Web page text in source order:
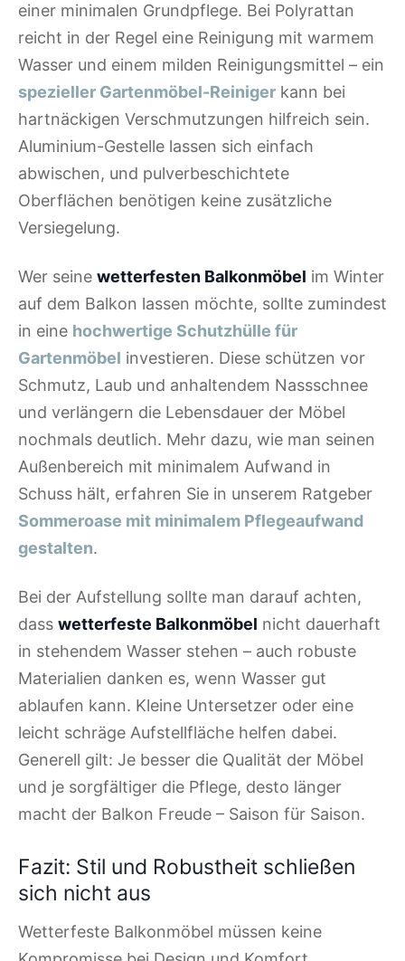
einer minimalen Grundpflege. Bei Polyrattan
reicht in der Regel eine Reinigung mit warmem
Wasser und einem milden Reinigungsmittel – ein
spezieller Gartenmöbel-Reiniger kann bei
hartnäckigen Verschmutzungen hilfreich sein.
Aluminium-Gestelle lassen sich einfach
abwischen, und pulverbeschichtete
Oberflächen benötigen keine zusätzliche
Versiegelung.
Wer seine wetterfesten Balkonmöbel im Winter
auf dem Balkon lassen möchte, sollte zumindest
in eine hochwertige Schutzhülle für
Gartenmöbel investieren. Diese schützen vor
Schmutz, Laub und anhaltendem Nassschnee
und verlängern die Lebensdauer der Möbel
nochmals deutlich. Mehr dazu, wie man seinen
Außenbereich mit minimalem Aufwand in
Schuss hält, erfahren Sie in unserem Ratgeber
Sommeroase mit minimalem Pflegeaufwand
gestalten.
Bei der Aufstellung sollte man darauf achten,
dass wetterfeste Balkonmöbel nicht dauerhaft
in stehendem Wasser stehen – auch robuste
Materialien danken es, wenn Wasser gut
ablaufen kann. Kleine Untersetzer oder eine
leicht schräge Aufstellfläche helfen dabei.
Generell gilt: Je besser die Qualität der Möbel
und je sorgfältiger die Pflege, desto länger
macht der Balkon Freude – Saison für Saison.
Fazit: Stil und Robustheit schließen
sich nicht aus
Wetterfeste Balkonmöbel müssen keine